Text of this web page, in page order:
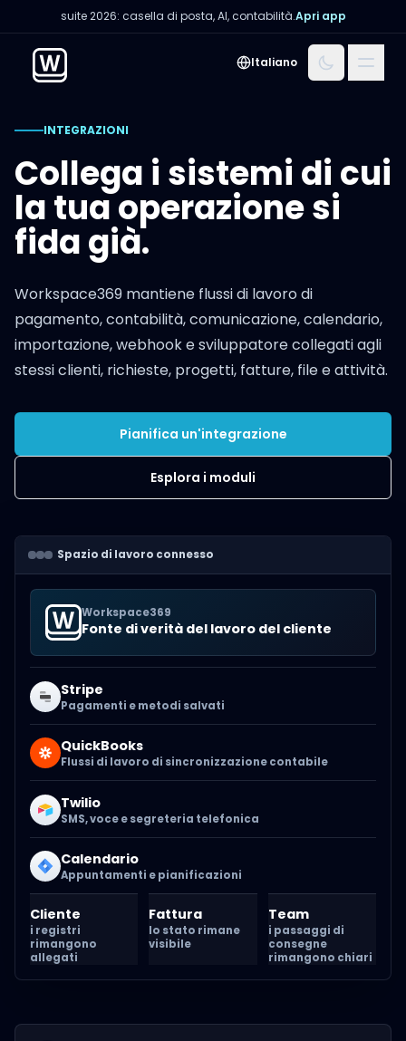
suite 2026: casella di posta, AI, contabilità.Apri app
Italiano Menu
INTEGRAZIONI
Collega i sistemi di cui
la tua operazione si
fida già.
Workspace369 mantiene flussi di lavoro di
pagamento, contabilità, comunicazione, calendario,
importazione, webhook e sviluppatore collegati agli
stessi clienti, richieste, progetti, fatture, file e attività.
Pianifica un'integrazione
Esplora i moduli
Spazio di lavoro connesso
Workspace369
Fonte di verità del lavoro del cliente
Stripe
Pagamenti e metodi salvati
QuickBooks
Flussi di lavoro di sincronizzazione contabile
Twilio
SMS, voce e segreteria telefonica
Calendario
Appuntamenti e pianificazioni
Cliente
i registri
rimangono
allegati
Fattura
lo stato rimane
visibile
Team
i passaggi di
consegne
rimangono chiari